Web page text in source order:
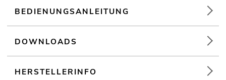
BEDIENUNGSANLEITUNG
DOWNLOADS
HERSTELLERINFO